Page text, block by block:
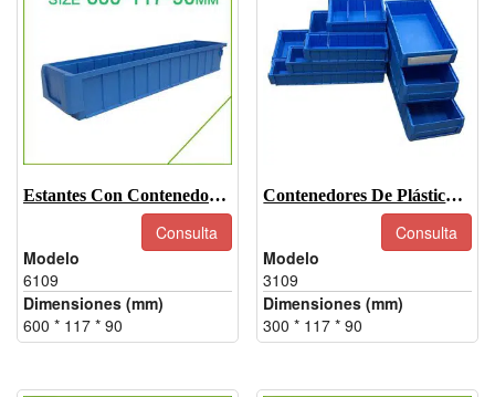
Estantes Con Contenedores-6109
Consulta
Modelo
6109
Dimensiones (mm)
600 * 117 * 90
Contenedores De Plástico Para Estanterías - 3109
Consulta
Modelo
3109
Dimensiones (mm)
300 * 117 * 90